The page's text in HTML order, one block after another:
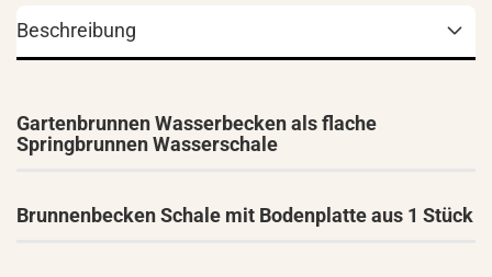
Beschreibung
Gartenbrunnen Wasserbecken als flache
Springbrunnen Wasserschale
Brunnenbecken Schale mit Bodenplatte aus 1 Stück